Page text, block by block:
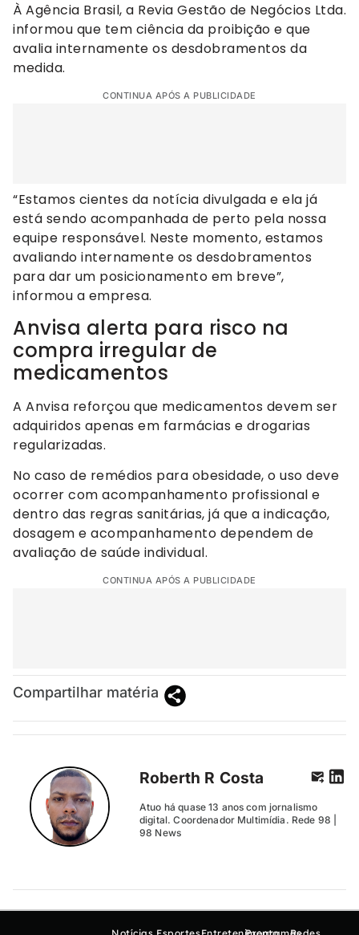
À Agência Brasil, a Revia Gestão de Negócios Ltda.
informou que tem ciência da proibição e que
avalia internamente os desdobramentos da
medida.
CONTINUA APÓS A PUBLICIDADE
“Estamos cientes da notícia divulgada e ela já
está sendo acompanhada de perto pela nossa
equipe responsável. Neste momento, estamos
avaliando internamente os desdobramentos
para dar um posicionamento em breve”,
informou a empresa.
Anvisa alerta para risco na
compra irregular de
medicamentos
A Anvisa reforçou que medicamentos devem ser
adquiridos apenas em farmácias e drogarias
regularizadas.
No caso de remédios para obesidade, o uso deve
ocorrer com acompanhamento profissional e
dentro das regras sanitárias, já que a indicação,
dosagem e acompanhamento dependem de
avaliação de saúde individual.
CONTINUA APÓS A PUBLICIDADE
Compartilhar matéria
Roberth R Costa
Atuo há quase 13 anos com jornalismo
digital. Coordenador Multimídia. Rede 98 |
98 News